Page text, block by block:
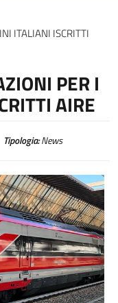
ITALIANI ISCRITTI
PER I
AIRE
Tipologia:News